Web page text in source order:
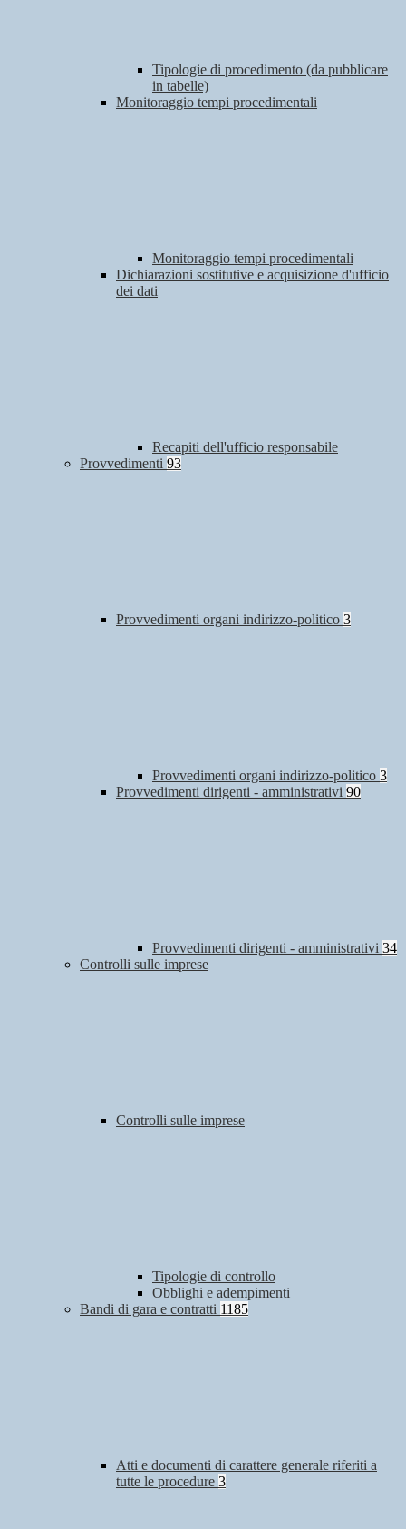
Tipologie di procedimento (da pubblicare
in tabelle)
Monitoraggio tempi procedimentali
Monitoraggio tempi procedimentali
Dichiarazioni sostitutive e acquisizione d'ufficio
dei dati
Recapiti dell'ufficio responsabile
Provvedimenti 93
Provvedimenti organi indirizzo-politico 3
Provvedimenti organi indirizzo-politico 3
Provvedimenti dirigenti - amministrativi 90
Provvedimenti dirigenti - amministrativi 34
Controlli sulle imprese
Controlli sulle imprese
Tipologie di controllo
Obblighi e adempimenti
Bandi di gara e contratti 1185
Atti e documenti di carattere generale riferiti a
tutte le procedure 3